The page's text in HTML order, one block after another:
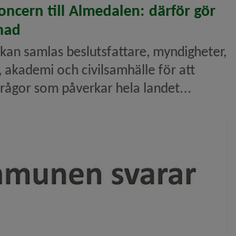
till Almedalen: därför gör
samlas besluts­fattare, myndigheter,
akademi och civilsamhälle för att
som påverkar hela landet...